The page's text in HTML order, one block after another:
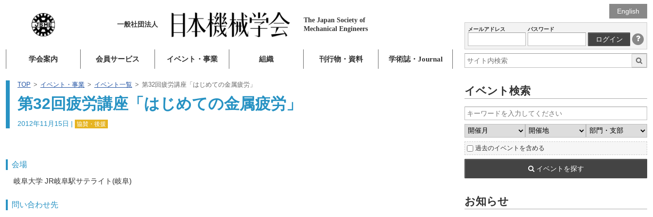
一般社団法人
The Japan Society of
Mechanical Engineers
学会案内 会員サービス イベント・事業 組織 刊行物・資料 学術誌・Journal
TOP イベント・事業 イベント一覧 第32回疲労講座「はじめての金属疲労」
第32回疲労講座「はじめての金属疲労」
2012年11月15日 | 協賛・後援
会場
岐阜大学 JR岐阜駅サテライト(岐阜)
問い合わせ先
English
メールアドレス パスワード
ログイン
イベント検索
過去のイベントを含める
イベントを探す
お知らせ